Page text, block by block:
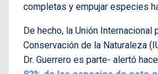
completas y empujar especies
De hecho, la Unión Internacional
Conservación de la Naturaleza
Dr. Guerrero es parte- alertó